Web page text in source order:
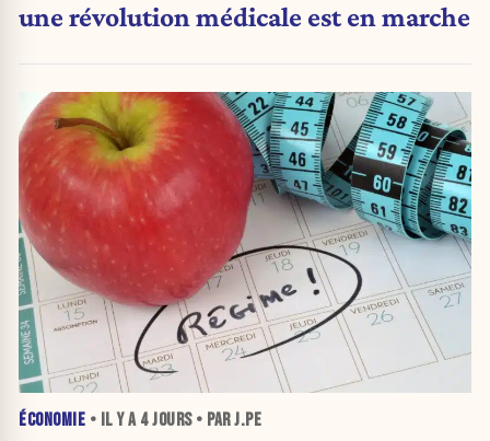
une révolution médicale est en marche
ÉCONOMIE • IL Y A 4 JOURS• PAR J.PE